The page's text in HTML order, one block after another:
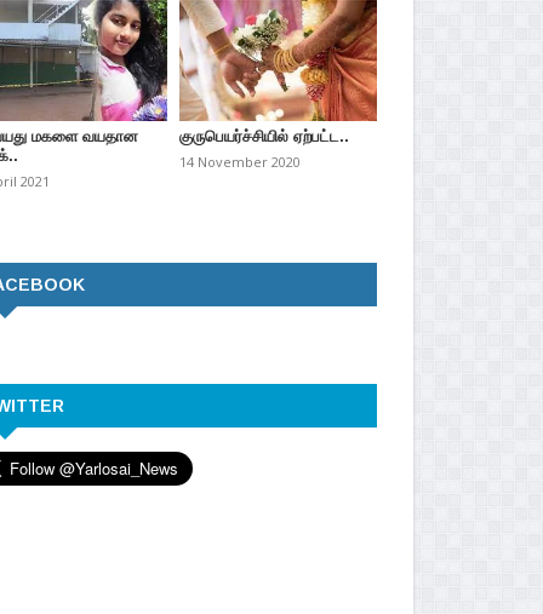
மகளை வயதான
2021
குருபெயர்ச்சியில் ஏற்பட்ட..
14 November 2020